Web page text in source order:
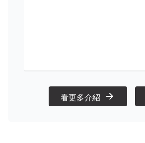
看更多介紹